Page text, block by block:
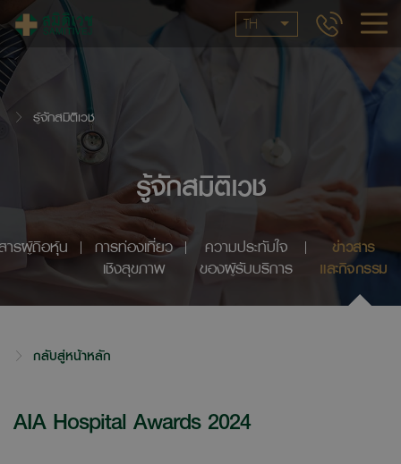
TH
รู้จักสมิติเวช
รู้จักสมิติเวช
ารผู้ถือหุ้น
การท่องเที่ยว
เชิงสุขภาพ
ความประทับใจ
ของผู้รับบริการ
ข่าวสาร
และกิจกรรม
กลับสู่หน้าหลัก
AIA Hospital Awards 2024